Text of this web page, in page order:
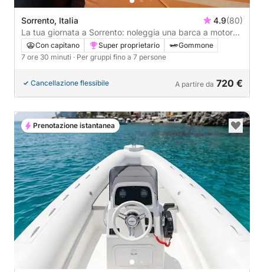
Sorrento, Italia 4.9(80)
La tua giornata a Sorrento: noleggia una barca a motore
per 7 ore e 30 minuti alla scoperta della città.
Con capitano Super proprietario
Gommone
7 ore 30 minuti · Per gruppi fino a 7 persone
Cancellazione flessibile A partire da 720 €
Prenotazione istantanea